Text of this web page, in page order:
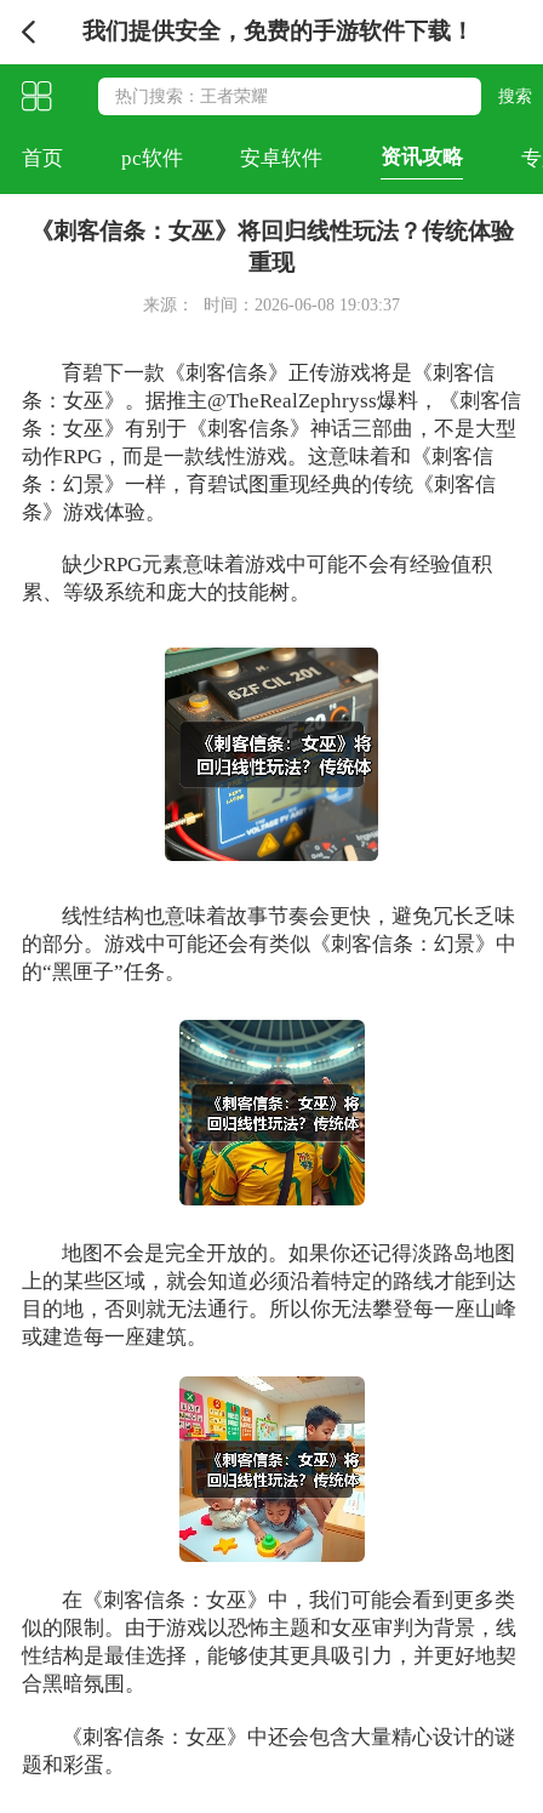
我们提供安全，免费的手游软件下载！
首页 pc软件 安卓软件 资讯攻略
《刺客信条：女巫》将回归线性玩法？传统体验
重现
来源： 时间：2026-06-08 19:03:37
育碧下一款《刺客信条》正传游戏将是《刺客信
条：女巫》。据推主@TheRealZephryss爆料，《刺客信
条：女巫》有别于《刺客信条》神话三部曲，不是大型
动作RPG，而是一款线性游戏。这意味着和《刺客信
条：幻景》一样，育碧试图重现经典的传统《刺客信
条》游戏体验。
缺少RPG元素意味着游戏中可能不会有经验值积
累、等级系统和庞大的技能树。
线性结构也意味着故事节奏会更快，避免冗长乏味
的部分。游戏中可能还会有类似《刺客信条：幻景》中
的“黑匣子”任务。
地图不会是完全开放的。如果你还记得淡路岛地图
上的某些区域，就会知道必须沿着特定的路线才能到达
目的地，否则就无法通行。所以你无法攀登每一座山峰
或建造每一座建筑。
在《刺客信条：女巫》中，我们可能会看到更多类
似的限制。由于游戏以恐怖主题和女巫审判为背景，线
性结构是最佳选择，能够使其更具吸引力，并更好地契
合黑暗氛围。
《刺客信条：女巫》中还会包含大量精心设计的谜
题和彩蛋。